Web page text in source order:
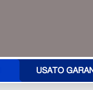
USATO